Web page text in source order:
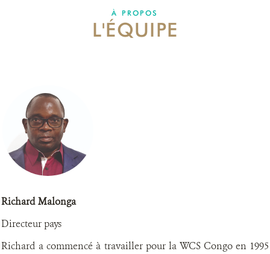
RESSOURCES
À PROPOS
L'ÉQUIPE
Richard Malonga
Directeur pays
Richard a commencé à travailler pour la WCS Congo en 1995